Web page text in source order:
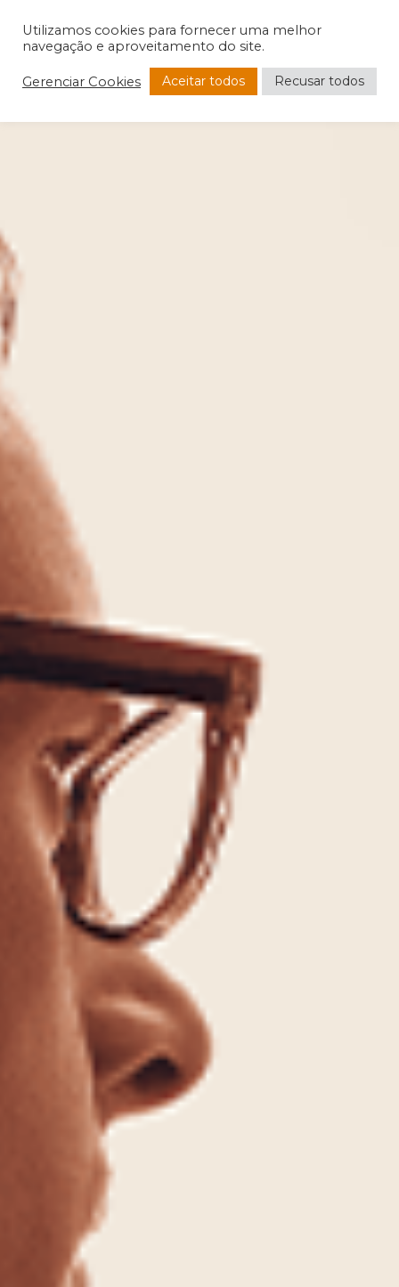
Utilizamos cookies para fornecer uma melhor
navegação e aproveitamento do site.
Gerenciar Cookies Aceitar todos Recusar todos